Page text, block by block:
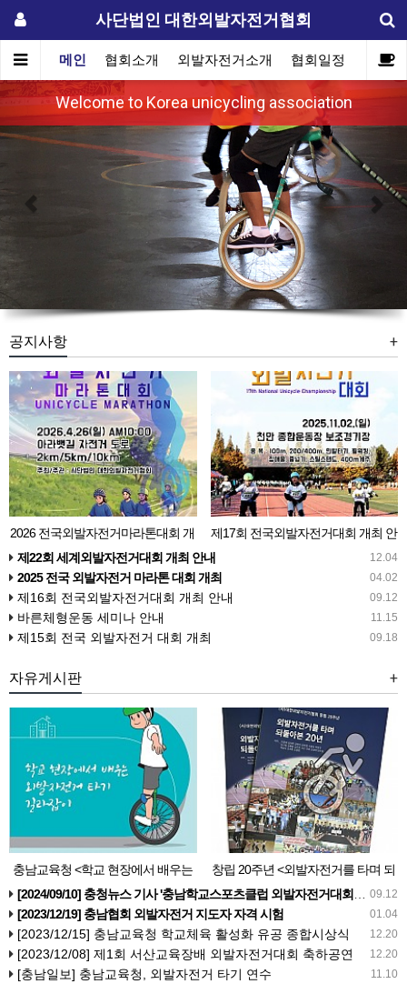
사단법인 대한외발자전거협회
메인 협회소개 외발자전거소개 협회일정 자료실
Welcome to Korea unicycling association
Previous
+
공지사항
2026 전국외발자전거마라톤대회 개
최 안내
제17회 전국외발자전거대회 개최 안
12.04
제22회 세계외발자전거대회 개최 안내
04.02
2025 전국 외발자전거 마라톤 대회 개최
09.12
제16회 전국외발자전거대회 개최 안내
11.15
바른체형운동 세미나 안내
09.18
제15회 전국 외발자전거 대회 개최
+
자유게시판
충남교육청 <학교 현장에서 배우는
외발자전거 타기 길라잡이> 발간
창립 20주년 <외발자전거를 타며 되
돌아본 20년> 발간
09.12
[2024/09/10] 충청뉴스 기사 '충남학교스포츠클럽 외발자전거대회' 성료...71개교 경쟁 ‘후끈’
01.04
[2023/12/19] 충남협회 외발자전거 지도자 자격 시험
12.20
[2023/12/15] 충남교육청 학교체육 활성화 유공 종합시상식
12.20
[2023/12/08] 제1회 서산교육장배 외발자전거대회 축하공연
11.10
[충남일보] 충남교육청, 외발자전거 타기 연수